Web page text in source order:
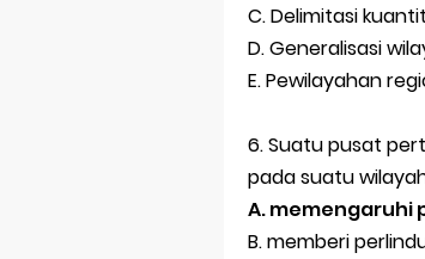
C. Delimitasi
D. Generalisasi
E. Pewilayahan
6. Suatu pusat
pada suatu
A. memengaruhi
B. memberi